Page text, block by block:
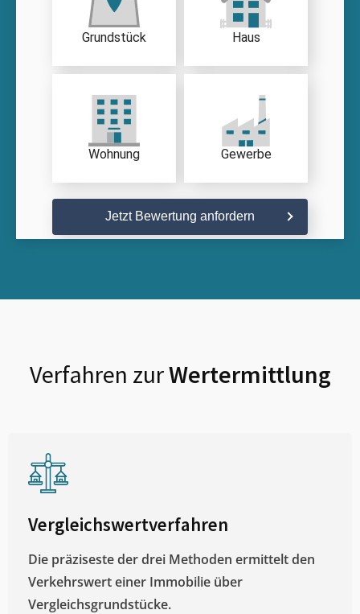
Grundstück Haus
Wohnung Gewerbe
Jetzt Bewertung anfordern
Verfahren zurWertermittlung
Vergleichswertverfahren
Die präziseste der drei Methoden ermittelt den
Verkehrswert einer Immobilie über
Vergleichsgrundstücke.